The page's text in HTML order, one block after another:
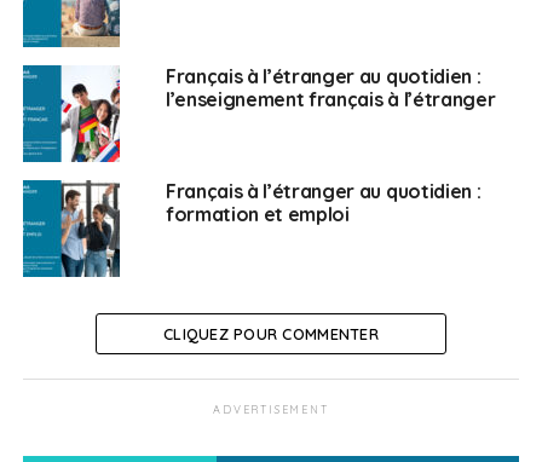
d’autant que la CFE est engagée dans une profonde
transformation depuis sa réforme en 2014
sénateur dans sa lettre. Une mesure réglementaire
destinée à proroger les mandats des actuels membres
du conseil d’administration de la CFE d’un an
permettrait ainsi à l’Assemblée des Français de
l’étranger d’être totalement renouvelée mais
permettrait également aux actuels administrateurs de
voter deux documents annuels importants : ses
comptes et son budget.
Affaire étrange à suivre.
CFE UNE
Français à l’étranger au quotidien :
l’enseignement français à l’étranger
Français à l’étranger au quotidien :
formation et emploi
CLIQUEZ POUR COMMENTER
ADVERTISEMENT